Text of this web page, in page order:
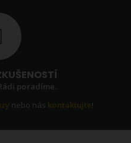
poradíme.
nebo nás kontaktujte!